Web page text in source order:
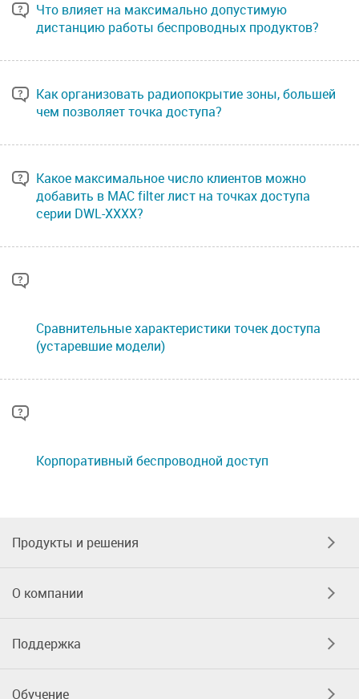
Что влияет на максимально допустимую
дистанцию работы беспроводных продуктов?
Как организовать радиопокрытие зоны, большей
чем позволяет точка доступа?
Какое максимальное число клиентов можно
добавить в MAC filter лист на точках доступа
серии DWL-XXXX?
Сравнительные характеристики точек доступа
(устаревшие модели)
Корпоративный беспроводной доступ
Продукты и решения
О компании
Поддержка
Обучение